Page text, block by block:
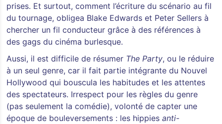
prises. Et surtout, comment l’écriture du scénario au fil
du tournage, obligea Blake Edwards et Peter Sellers à
chercher un fil conducteur grâce à des références à
des gags du cinéma burlesque.
Aussi, il est difficile de résumer The Party, ou le réduire
à un seul genre, car il fait partie intégrante du Nouvel
Hollywood qui bouscula les habitudes et les attentes
des spectateurs. Irrespect pour les règles du genre
(pas seulement la comédie), volonté de capter une
époque de bouleversements : les hippiesanti-